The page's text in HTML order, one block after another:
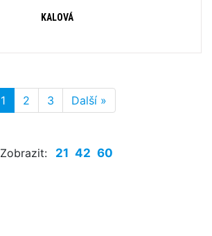
KALOVÁ
1 2 3 Další »
Zobrazit: 21 42 60